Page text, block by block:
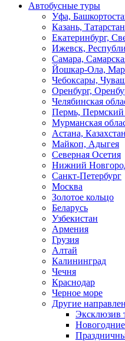
Автобусные туры
Уфа,
Казань, Татарстан
Екатеринбург,
Ижевск,
Самара,
Йошкар-Ола,
Чебоксары,
Оренбург,
Челябинская
Пермь, Пермский
Мурманская
Астана, Казахстан
Майкоп, Адыгея
Северная Осетия
Нижний
Санкт-Петербург
Москва
Золотое кольцо
Беларусь
Узбекистан
Армения
Грузия
Алтай
Калининград
Чечня
Краснодар
Черное море
Другие
Эксклюзив